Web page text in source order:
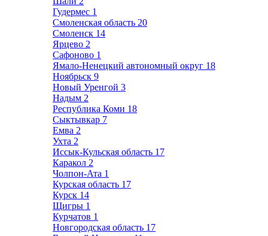
Гудермес 1
Смоленская область 20
Смоленск 14
Ярцево 2
Сафоново 1
Ямало-Ненецкий автономный округ 18
Ноябрьск 9
Новый Уренгой 3
Надым 2
Республика Коми 18
Сыктывкар 7
Емва 2
Ухта 2
Иссык-Кульская область 17
Каракол 2
Чолпон-Ата 1
Курская область 17
Курск 14
Щигры 1
Курчатов 1
Новгородская область 17